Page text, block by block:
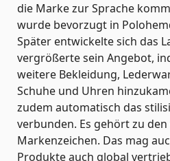
die Marke zur Sprache
wurde bevorzugt in
Später entwickelte sich das
vergrößerte sein Angebot,
weitere Bekleidung,
Schuhe und Uhren
zudem automatisch das
verbunden. Es gehört zu
Markenzeichen. Das mag
Produkte auch global